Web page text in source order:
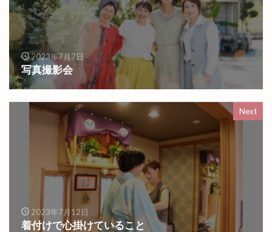
2023年7月7日
写真撮影会
Next
2023年7月12日
着付けで心掛けていること